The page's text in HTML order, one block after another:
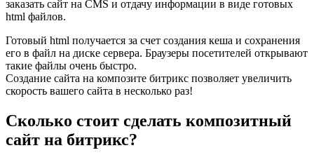
заказать сайт на CMS и отдачу информации в виде готовых
html файлов.
Готовый html получается за счет создания кеша и сохранения
его в файл на диске сервера. Браузеры посетителей открывают
такие файлы очень быстро.
Создание сайта на композите битрикс позволяет увеличить
скорость вашего сайта в несколько раз!
Сколько стоит сделать композитный
сайт на битрикс?